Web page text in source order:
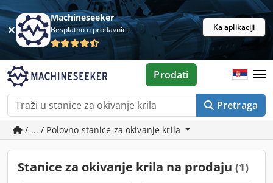
Machineseeker
Besplatno u prodavnici Ka aplikaciji
Pretraga
Prodati
/ ... / Polovno stanice za okivanje krila
Stanice za okivanje krila na prodaju (1)